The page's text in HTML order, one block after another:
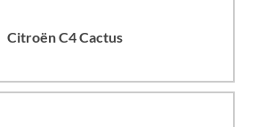
Citroën C4 Cactus